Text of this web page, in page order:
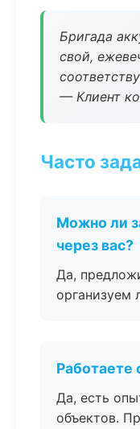
Бригада
свой,
— Клиент
Часто
Можно ли
через вас?
Да,
организуем
Работаете
Да, есть
объектов.